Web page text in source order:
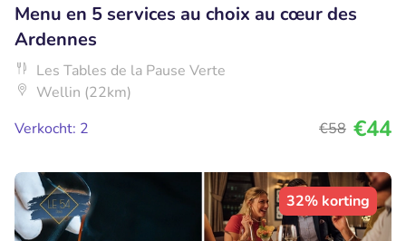
Menu en 5 services au choix au cœur des
Ardennes
Les Tables de la Pause Verte
Wellin (22km)
Verkocht: 2
€58 €44
32% korting